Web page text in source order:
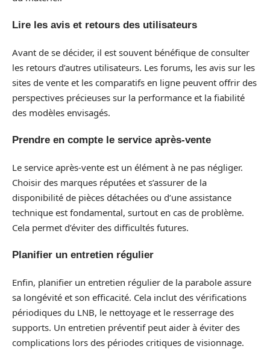
Lire les avis et retours des utilisateurs
Avant de se décider, il est souvent bénéfique de consulter
les retours d’autres utilisateurs. Les forums, les avis sur les
sites de vente et les comparatifs en ligne peuvent offrir des
perspectives précieuses sur la performance et la fiabilité
des modèles envisagés.
Prendre en compte le service après-vente
Le service après-vente est un élément à ne pas négliger.
Choisir des marques réputées et s’assurer de la
disponibilité de pièces détachées ou d’une assistance
technique est fondamental, surtout en cas de problème.
Cela permet d’éviter des difficultés futures.
Planifier un entretien régulier
Enfin, planifier un entretien régulier de la parabole assure
sa longévité et son efficacité. Cela inclut des vérifications
périodiques du LNB, le nettoyage et le resserrage des
supports. Un entretien préventif peut aider à éviter des
complications lors des périodes critiques de visionnage.